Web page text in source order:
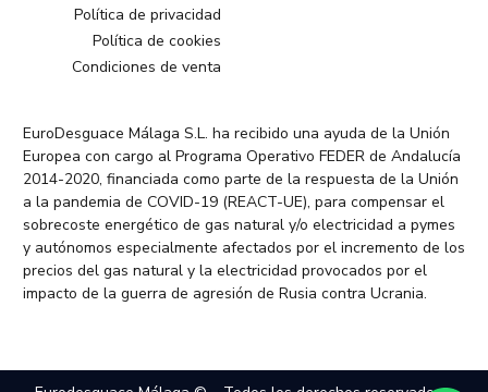
Política de privacidad
Política de cookies
Condiciones de venta
EuroDesguace Málaga S.L. ha recibido una ayuda de la Unión
Europea con cargo al Programa Operativo FEDER de Andalucía
2014-2020, financiada como parte de la respuesta de la Unión
a la pandemia de COVID-19 (REACT-UE), para compensar el
sobrecoste energético de gas natural y/o electricidad a pymes
y autónomos especialmente afectados por el incremento de los
precios del gas natural y la electricidad provocados por el
impacto de la guerra de agresión de Rusia contra Ucrania.